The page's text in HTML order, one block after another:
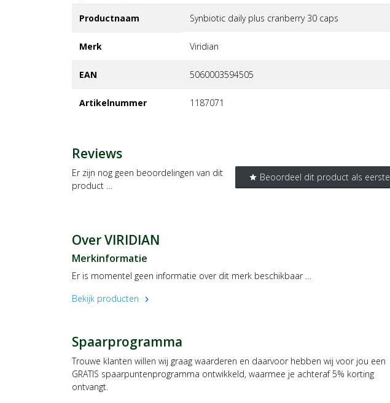
Productnaam Synbiotic daily plus cranberry 30 caps
Merk viridian
EAN 5060003594505
Artikelnummer 1187071
Reviews
star Beoordeel dit product als eerste
Er zijn nog geen beoordelingen van dit
product …
Over VIRIDIAN
Merkinformatie
Er is momentel geen informatie over dit merk beschikbaar …
Bekijk producten
chevron_right
Spaarprogramma
Trouwe klanten willen wij graag waarderen en daarvoor hebben wij voor jou een
GRATIS spaarpuntenprogramma ontwikkeld, waarmee je achteraf 5% korting
ontvangt.